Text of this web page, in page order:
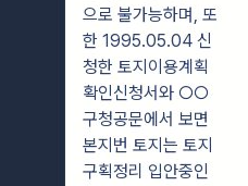
으로 불가능하며, 또
한 1995.05.04 신
청한 토지이용계획
확인신청서와 ○○
구청공문에서 보면
본지번 토지는 토지
구획정리 입안중인